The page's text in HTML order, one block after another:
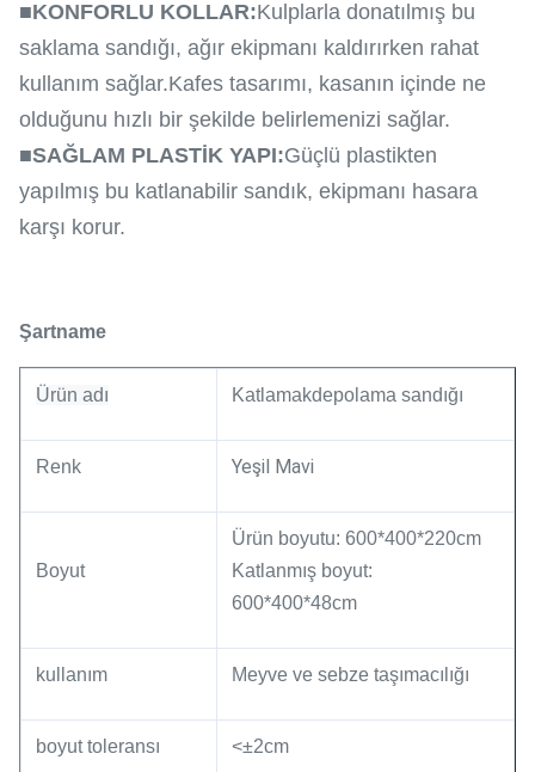
■KONFORLU KOLLAR:Kulplarla donatılmış bu
saklama sandığı, ağır ekipmanı kaldırırken rahat
kullanım sağlar.Kafes tasarımı, kasanın içinde ne
olduğunu hızlı bir şekilde belirlemenizi sağlar.
■SAĞLAM PLASTİK YAPI:Güçlü plastikten
yapılmış bu katlanabilir sandık, ekipmanı hasara
karşı korur.
Şartname
Ürün adı Katlamakdepolama sandığı
Renk Yeşil Mavi
Boyut
Ürün boyutu: 600*400*220cm
Katlanmış boyut:
600*400*48cm
kullanım Meyve ve sebze taşımacılığı
boyut toleransı <±2cm